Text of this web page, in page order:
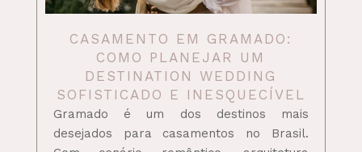
CASAMENTO EM GRAMADO:
COMO PLANEJAR UM
DESTINATION WEDDING
SOFISTICADO E INESQUECÍVEL
Gramado é um dos destinos mais
desejados para casamentos no Brasil.